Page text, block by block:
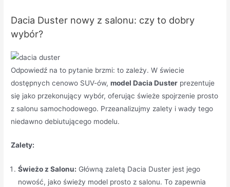
Dacia Duster nowy z salonu: czy to dobry
wybór?
Odpowiedź na to pytanie brzmi: to zależy. W świecie
dostępnych cenowo SUV-ów,model Dacia Duster prezentuje
się jako przekonujący wybór, oferując świeże spojrzenie prosto
z salonu samochodowego. Przeanalizujmy zalety i wady tego
niedawno debiutującego modelu.
Zalety:
Świeżo z Salonu: Główną zaletą Dacia Duster jest jego
nowość, jako świeży model prosto z salonu. To zapewnia